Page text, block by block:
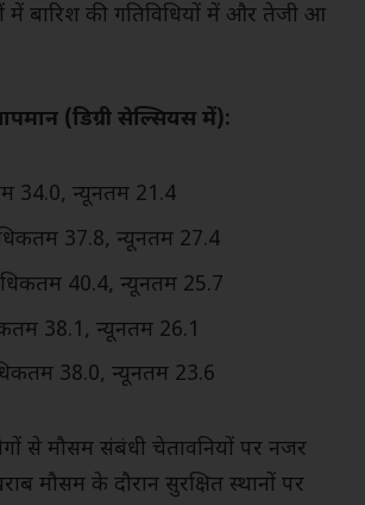
में बारिश की गतिविधियों में और तेजी आ
(डिग्री सेल्सियस में):
34.0, न्यूनतम 21.4
37.8, न्यूनतम 27.4
40.4, न्यूनतम 25.7
38.1, न्यूनतम 26.1
38.0, न्यूनतम 23.6
से मौसम संबंधी चेतावनियों पर नजर
मौसम के दौरान सुरक्षित स्थानों पर